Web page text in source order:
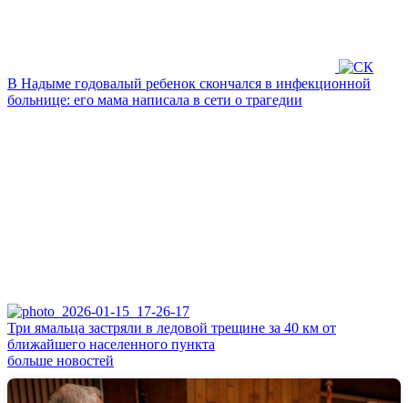
В Надыме годовалый ребенок скончался в инфекционной
больнице: его мама написала в сети о трагедии
Три ямальца застряли в ледовой трещине за 40 км от
ближайшего населенного пункта
больше новостей